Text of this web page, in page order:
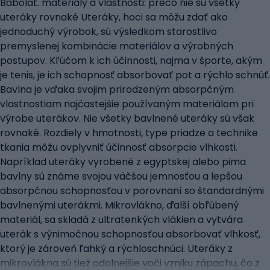
uteráky rovnaké Uteráky, hoci sa môžu zdať ako
jednoduchý výrobok, sú výsledkom starostlivo
premyslenej kombinácie materiálov a výrobných
postupov. Kľúčom k ich účinnosti, najmä v športe, akým
je tenis, je ich schopnosť absorbovať pot a rýchlo schnúť.
Bavlna je vďaka svojim prirodzeným absorpčným
vlastnostiam najčastejšie používaným materiálom pri
výrobe uterákov. Nie všetky bavlnené uteráky sú však
rovnaké. Rozdiely v hmotnosti, type priadze a technike
tkania môžu ovplyvniť účinnosť absorpcie vlhkosti.
Napríklad uteráky vyrobené z egyptskej alebo pima
bavlny sú známe svojou väčšou jemnosťou a lepšou
absorpčnou schopnosťou v porovnaní so štandardnými
bavlnenými uterákmi. Mikrovlákno, ďalší obľúbený
materiál, sa skladá z ultratenkých vlákien a vytvára
uterák s výnimočnou schopnosťou absorbovať vlhkosť,
ktorý je zároveň ľahký a rýchloschnúci. Uteráky z
mikrovlákna sú tiež odolnejšie voči vzniku zápachu, čo z